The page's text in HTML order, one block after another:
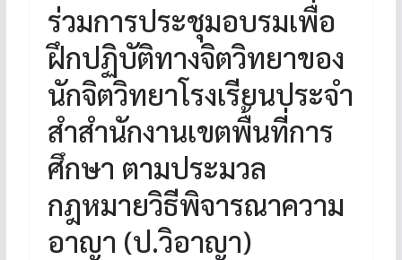
ร่วมการประชุมอบรมเพื่อ
ฝึกปฏิบัติทางจิตวิทยาของ
นักจิตวิทยาโรงเรียนประจำ
สำสำนักงานเขตพื้นที่การ
ศึกษา ตามประมวล
กฎหมายวิธีพิจารณาความ
อาญา (ป.วิอาญา)